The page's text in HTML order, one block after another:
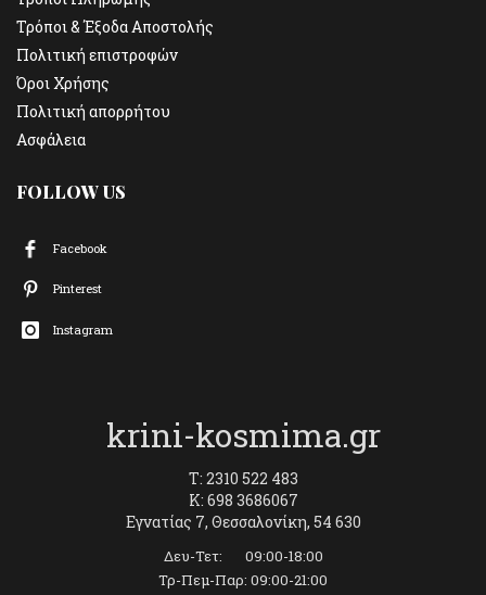
Τρόποι & Έξοδα Αποστολής
Πολιτική επιστροφών
Όροι Χρήσης
Πολιτική απορρήτου
Ασφάλεια
FOLLOW US
Facebook
Pinterest
Instagram
krini-kosmima.gr
T: 2310 522 483
K: 698 3686067
Εγνατίας 7, Θεσσαλονίκη, 54 630
Δευ-Τετ: 09:00-18:00
Τρ-Πεμ-Παρ: 09:00-21:00